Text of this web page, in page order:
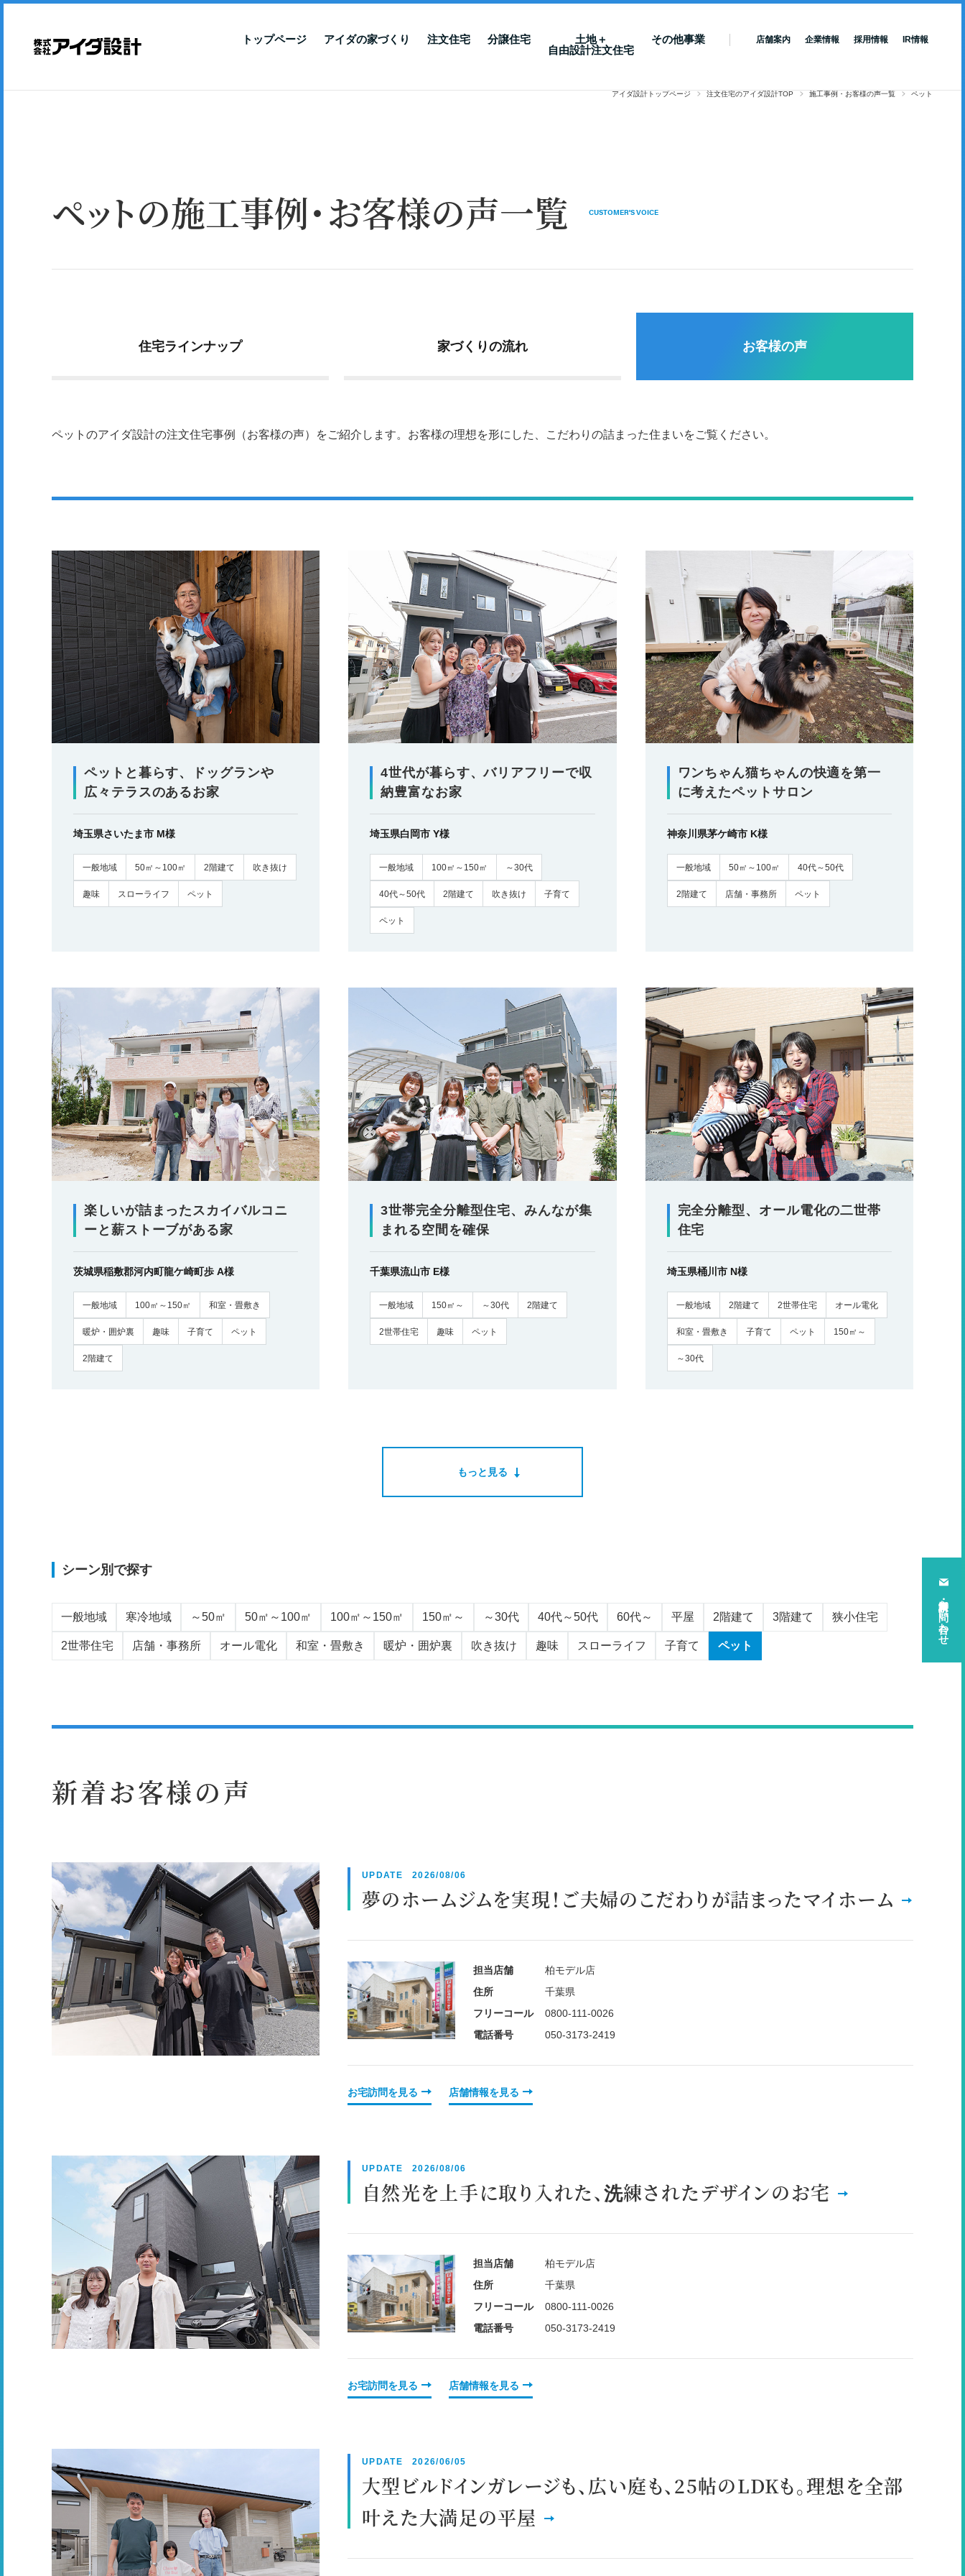
トップページ アイダの家づくり 注文住宅 分譲住宅
土地＋
自由設計注文住宅
その他事業 店舗案内 企業情報 採用情報 IR情報
資料請求・お問い合わせ
アイダ設計トップページ 注文住宅のアイダ設計TOP 施工事例・お客様の声一覧 ペット
ペットの施工事例・お客様の声一覧 CUSTOMER'S VOICE
住宅ラインナップ 家づくりの流れ お客様の声
ペットのアイダ設計の注文住宅事例（お客様の声）をご紹介します。お客様の理想を形にした、こだわりの詰まった住まいをご覧ください。
ペットと暮らす、ドッグランや
広々テラスのあるお家
埼玉県さいたま市 M様
一般地域 50㎡～100㎡ 2階建て 吹き抜け
趣味 スローライフ ペット
4世代が暮らす、バリアフリーで収
納豊富なお家
埼玉県白岡市 Y様
一般地域 100㎡～150㎡ ～30代
40代～50代 2階建て 吹き抜け 子育て
ペット
ワンちゃん猫ちゃんの快適を第一
に考えたペットサロン
神奈川県茅ケ崎市 K様
一般地域 50㎡～100㎡ 40代～50代
2階建て 店舗・事務所 ペット
楽しいが詰まったスカイバルコニ
ーと薪ストーブがある家
茨城県稲敷郡河内町龍ケ崎町歩 A様
一般地域 100㎡～150㎡ 和室・畳敷き
暖炉・囲炉裏 趣味 子育て ペット
2階建て
3世帯完全分離型住宅、みんなが集
まれる空間を確保
千葉県流山市 E様
一般地域 150㎡～ ～30代 2階建て
2世帯住宅 趣味 ペット
完全分離型、オール電化の二世帯
住宅
埼玉県桶川市 N様
一般地域 2階建て 2世帯住宅 オール電化
和室・畳敷き 子育て ペット 150㎡～
～30代
もっと見る
シーン別で探す
一般地域 寒冷地域 ～50㎡ 50㎡～100㎡ 100㎡～150㎡ 150㎡～ ～30代 40代～50代 60代～ 平屋 2階建て 3階建て 狭小住宅
2世帯住宅 店舗・事務所 オール電化 和室・畳敷き 暖炉・囲炉裏 吹き抜け 趣味 スローライフ 子育て ペット
新着お客様の声
UPDATE 2026/08/06
夢のホームジムを実現！ご夫婦のこだわりが詰まったマイホーム
担当店舗
柏モデル店
住所
千葉県
フリーコール
0800-111-0026
電話番号
050-3173-2419
お宅訪問を見る 店舗情報を見る
UPDATE 2026/08/06
自然光を上手に取り入れた、洗練されたデザインのお宅
担当店舗
柏モデル店
住所
千葉県
フリーコール
0800-111-0026
電話番号
050-3173-2419
お宅訪問を見る 店舗情報を見る
UPDATE 2026/06/05
大型ビルドインガレージも、広い庭も、25帖のLDKも。理想を全部
叶えた大満足の平屋